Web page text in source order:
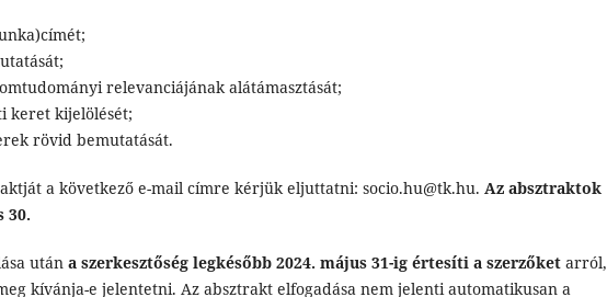
relevanciájának alátámasztását;
keret kijelölését;
rövid bemutatását.
a következő e-mail címre kérjük eljuttatni: socio.hu@tk.hu. Az absztraktok
30.
után a szerkesztőség legkésőbb 2024. május 31-ig értesíti a szerzőket arról,
kívánja-e jelentetni. Az absztrakt elfogadása nem jelenti automatikusan a